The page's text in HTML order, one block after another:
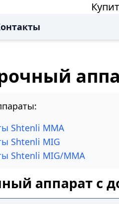
Shtenli MMA
Shtenli MIG
Shtenli MIG/MMA
аппарат с